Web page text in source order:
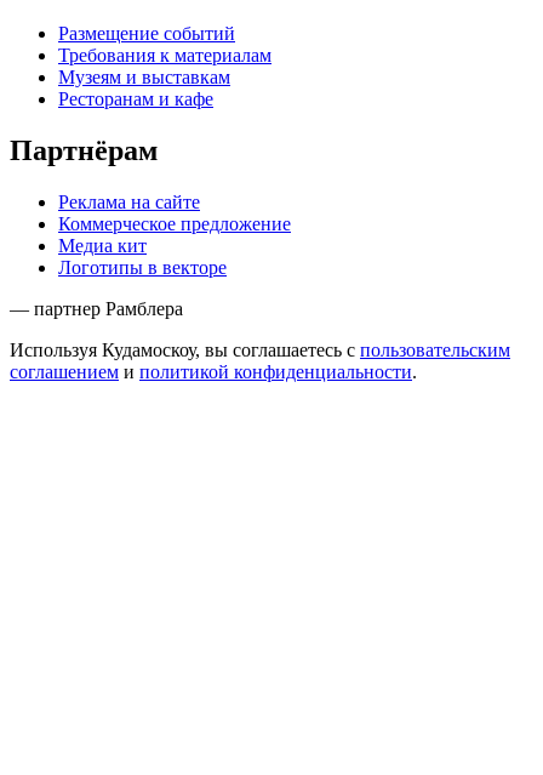
Размещение событий
Требования к материалам
Музеям и выставкам
Ресторанам и кафе
Партнёрам
Реклама на сайте
Коммерческое предложение
Медиа кит
Логотипы в векторе
— партнер Рамблера
Используя Кудамоскоу, вы соглашаетесь с пользовательским
соглашением и политикой конфиденциальности.